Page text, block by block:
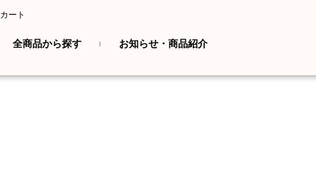
カート
全商品から探す お知らせ・商品紹介